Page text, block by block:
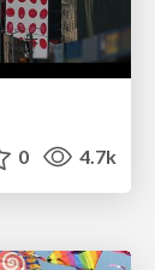
0 4.7k